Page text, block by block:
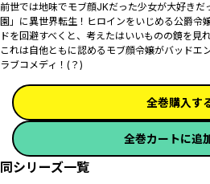
前世では地味でモブ顔JKだった少女が大好き
園」に異世界転生！ヒロインをいじめる公爵令
ドを回避すべく――と、考えたはいいものの鏡を
これは自他ともに認めるモブ顔令嬢がバッドエ
ラブコメディ！(？)
全巻購入す
全巻カートに追
同シリーズ一覧